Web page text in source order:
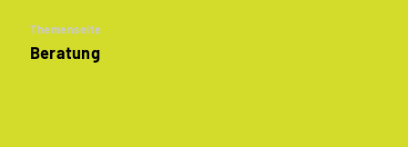
Themenseite
Beratung